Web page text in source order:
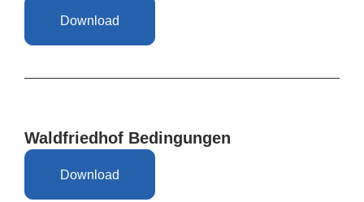
Download
Waldfriedhof Bedingungen
Download